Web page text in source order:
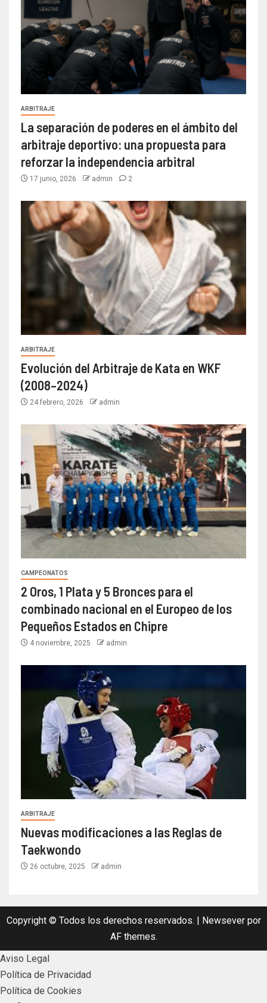
ARBITRAJE
La separación de poderes en el ámbito del
arbitraje deportivo: una propuesta para
reforzar la independencia arbitral
17 junio, 2026 admin 2
ARBITRAJE
Evolución del Arbitraje de Kata en WKF
(2008–2024)
24 febrero, 2026 admin
CAMPEONATOS
2 Oros, 1 Plata y 5 Bronces para el
combinado nacional en el Europeo de los
Pequeños Estados en Chipre
4 noviembre, 2025 admin
ARBITRAJE
Nuevas modificaciones a las Reglas de
Taekwondo
26 octubre, 2025 admin
Copyright © Todos los derechos reservados. Newseverpor
AF themes.
Aviso Legal
Política de Privacidad
Política de Cookies